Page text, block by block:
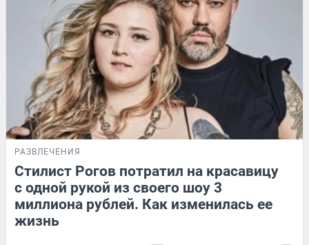
РАЗВЛЕЧЕНИЯ
Стилист Рогов потратил на красавицу
с одной рукой из своего шоу 3
миллиона рублей. Как изменилась ее
жизнь